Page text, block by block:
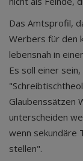
Das Amtsprofil,
Werbers für den
lebensnah in
Es soll einer
Glaubenssätzen
unterscheiden
wenn sekundäre
stellen".